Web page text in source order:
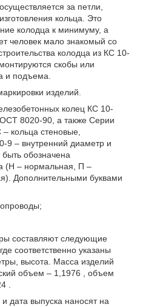
за петли,
кольца. Это
колодца к минимуму, а
человек мало знакомый со
колодца из КС 10-
скобы или
и подъема.
изделий.
колец КС 10-
8020-90, а также Серии
кольца стеновые,
9 – внутренний диаметр и
обозначена
(Н – нормальная, П –
Дополнительными буквами
составляют следующие
соответственно указаны
высота. Масса изделий
объем – 1,1976 , объем
.
дата выпуска наносят на